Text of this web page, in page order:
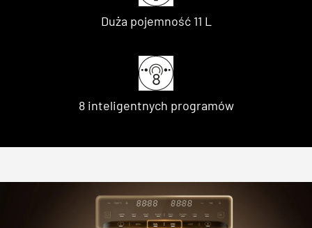
Duża pojemność 11 L
8 inteligentnych programów